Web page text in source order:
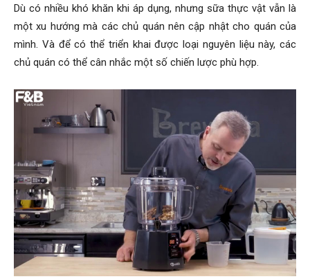
Dù có nhiều khó khăn khi áp dụng, nhưng sữa thực vật vẫn là
một xu hướng mà các chủ quán nên cập nhật cho quán của
mình. Và để có thể triển khai được loại nguyên liệu này, các
chủ quán có thể cân nhắc một số chiến lược phù hợp.